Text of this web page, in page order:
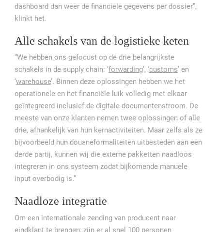
dashboard dan weer de financiele gegevens per dossier”,
klinkt het.
Alle schakels van de logistieke keten
“We hebben ons gefocust op de drie belangrijkste
schakels in de supply chain: ‘forwarding’, ‘customs’ en
‘warehouse’. Binnen deze oplossingen hebben we het
operationele en het financiële luik volledig met elkaar
geïntegreerd inclusief de digitale documentenstroom. De
meeste van onze klanten nemen twee oplossingen of alle
drie, afhankelijk van hun kernactiviteiten. Maar zelfs als ze
bijvoorbeeld hun douaneformaliteiten uitbesteden aan een
derde partij, kunnen wij die externe pakketten naadloos
integreren in ons systeem zodat bijkomende manuele
input overbodig is.”
Naadloze integratie
Om een internationale zending van producent naar
eindklant te brengen, zijn er al snel 100 personen